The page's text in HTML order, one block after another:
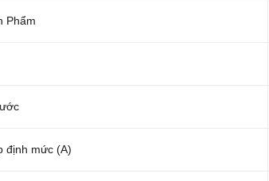
Phẩm
định mức (A)